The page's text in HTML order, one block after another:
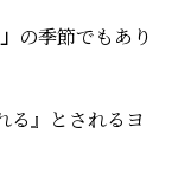
の季節でもあり
る』とされるヨ